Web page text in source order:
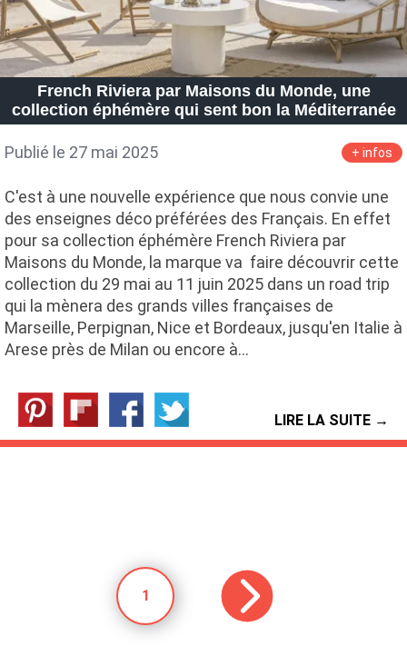
French Riviera par Maisons du Monde, une
collection éphémère qui sent bon la Méditerranée
Publié le 27 mai 2025 + infos
C'est à une nouvelle expérience que nous convie une
des enseignes déco préférées des Français. En effet
pour sa collection éphémère French Riviera par
Maisons du Monde, la marque va faire découvrir cette
collection du 29 mai au 11 juin 2025 dans un road trip
qui la mènera des grands villes françaises de
Marseille, Perpignan, Nice et Bordeaux, jusqu'en Italie à
Arese près de Milan ou encore à…
LIRE LA SUITE →
1